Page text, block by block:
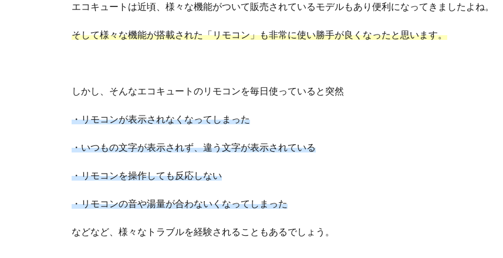
エコキュートは近頃、様々な機能がついて販売されているモデルもあり便利になってきましたよね。
そして様々な機能が搭載された「リモコン」も非常に使い勝手が良くなったと思います。
しかし、そんなエコキュートのリモコンを毎日使っていると突然
・リモコンが表示されなくなってしまった
・いつもの文字が表示されず、違う文字が表示されている
・リモコンを操作しても反応しない
・リモコンの音や湯量が合わないくなってしまった
などなど、様々なトラブルを経験されることもあるでしょう。